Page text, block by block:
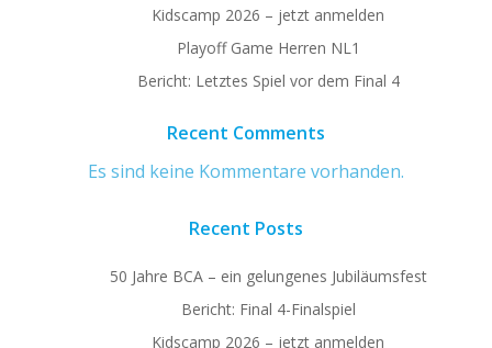
Kidscamp 2026 – jetzt anmelden
Playoff Game Herren NL1
Bericht: Letztes Spiel vor dem Final 4
Recent Comments
Es sind keine Kommentare vorhanden.
Recent Posts
50 Jahre BCA – ein gelungenes Jubiläumsfest
Bericht: Final 4-Finalspiel
Kidscamp 2026 – jetzt anmelden